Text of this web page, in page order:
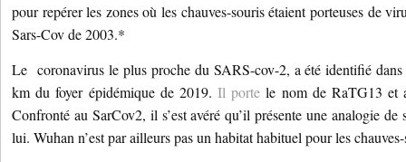
pour repérer les zones où les chauves-souris étaient porteuses de
Sars-Cov de 2003.*
Le coronavirus le plus proche du SARS-cov-2, a été identifié
km du foyer épidémique de 2019.Il porte le nom de RaTG13 et
Confronté au SarCov2, il s’est avéré qu’il présente une analogie de
lui. Wuhan n’est par ailleurs pas un habitat habituel pour les